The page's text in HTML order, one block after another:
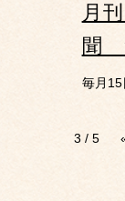
月
聞
毎月15
3 / 5